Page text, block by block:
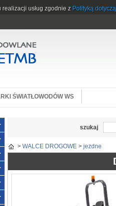
ŚWIATŁOWODÓW WS
szukaj
> WALCE DROGOWE > jezdne
usług zgodnie z Polityką